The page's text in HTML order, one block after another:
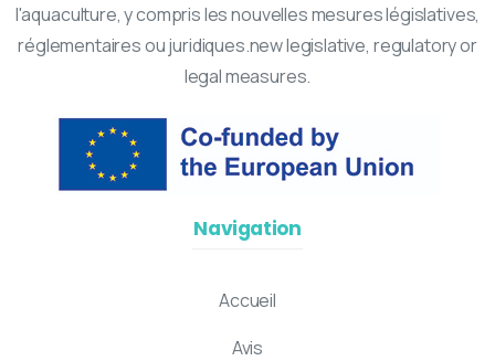
l'aquaculture, y compris les nouvelles mesures législatives,
réglementaires ou juridiques.new legislative, regulatory or
legal measures.
Navigation
Accueil
Avis